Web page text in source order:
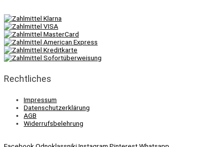
Rechtliches
Impressum
Datenschutzerklärung
AGB
Widerrufsbelehrung